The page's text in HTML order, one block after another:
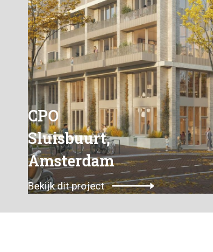
CPO
Sluisbuurt,
Amsterdam
Bekijk dit project